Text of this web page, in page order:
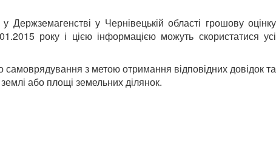
у Чернівецькій області грошову оцінку
року і цією інформацією можуть скористатися усі
самоврядування з метою отримання відповідних довідок та
або площі земельних ділянок.